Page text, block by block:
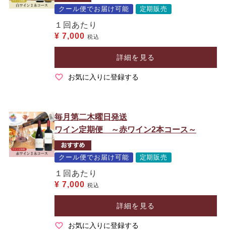
クール便でお届け可能 定期販売
１回あたり
¥ 7,000 税込
詳細を見る
お気に入りに登録する
毎月第二木曜日発送
ワイン定期便 ～赤ワイン2本コース～
クール便でお届け可能 定期販売
１回あたり
¥ 7,000 税込
詳細を見る
お気に入りに登録する